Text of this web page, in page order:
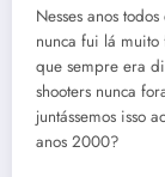
Nesses anos
nunca fui lá
que sempre era
shooters nunca
juntássemos isso
anos 2000?